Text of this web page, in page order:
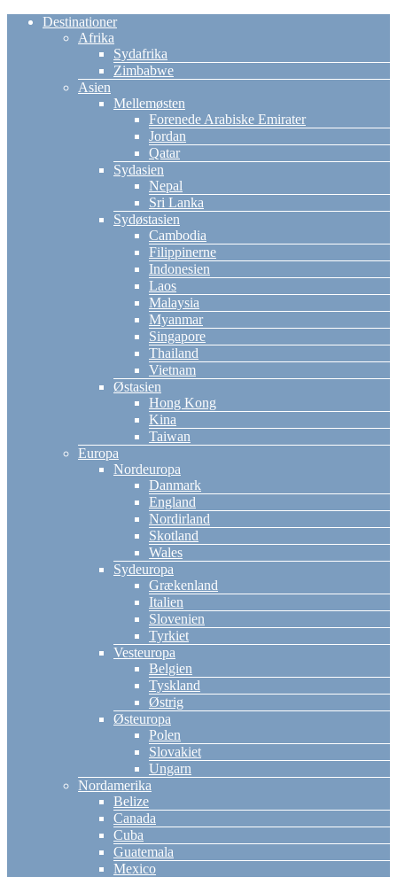
Destinationer
Afrika
Sydafrika
Zimbabwe
Asien
Mellemøsten
Forenede Arabiske Emirater
Jordan
Qatar
Sydasien
Nepal
Sri Lanka
Sydøstasien
Cambodia
Filippinerne
Indonesien
Laos
Malaysia
Myanmar
Singapore
Thailand
Vietnam
Østasien
Hong Kong
Kina
Taiwan
Europa
Nordeuropa
Danmark
England
Nordirland
Skotland
Wales
Sydeuropa
Grækenland
Italien
Slovenien
Tyrkiet
Vesteuropa
Belgien
Tyskland
Østrig
Østeuropa
Polen
Slovakiet
Ungarn
Nordamerika
Belize
Canada
Cuba
Guatemala
Mexico